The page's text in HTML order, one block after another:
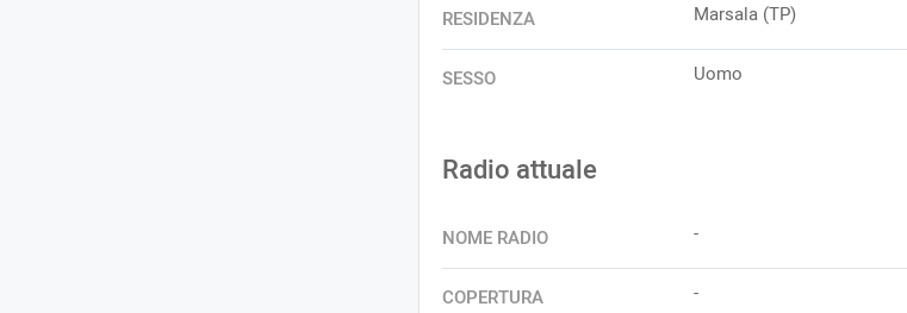
RESIDENZA Marsala (TP)
SESSO Uomo
Radio attuale
NOME RADIO -
COPERTURA -